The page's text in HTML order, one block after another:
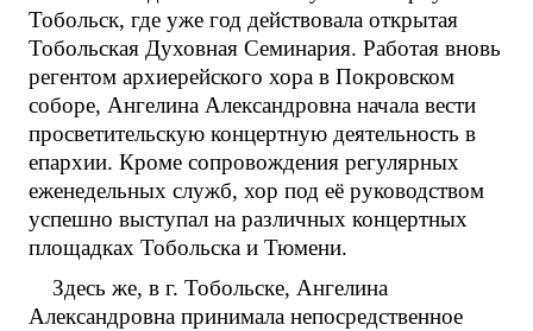
Тобольск, где уже год действовала открытая
Тобольская Духовная Семинария. Работая вновь
регентом архиерейского хора в Покровском
соборе, Ангелина Александровна начала вести
просветительскую концертную деятельность в
епархии. Кроме сопровождения регулярных
еженедельных служб, хор под её руководством
успешно выступал на различных концертных
площадках Тобольска и Тюмени.
Здесь же, в г. Тобольске, Ангелина
Александровна принимала непосредственное